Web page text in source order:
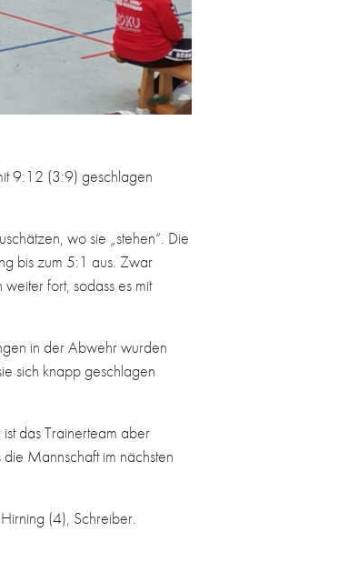
9:12 (3:9) geschlagen
wo sie „stehen“. Die
bis zum 5:1 aus. Zwar
fort, sodass es mit
in der Abwehr wurden
sich knapp geschlagen
das Trainerteam aber
Mannschaft im nächsten
Hirning (4), Schreiber.